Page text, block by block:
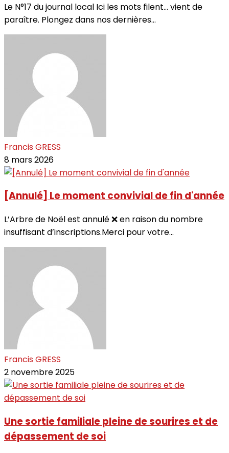
Le N°17 du journal local Ici les mots filent… vient de
paraître. Plongez dans nos dernières...
Francis GRESS
8 mars 2026
[Annulé] Le moment convivial de fin d'année
L’Arbre de Noël est annulé ❌ en raison du nombre
insuffisant d’inscriptions.Merci pour votre...
Francis GRESS
2 novembre 2025
Une sortie familiale pleine de sourires et de
dépassement de soi